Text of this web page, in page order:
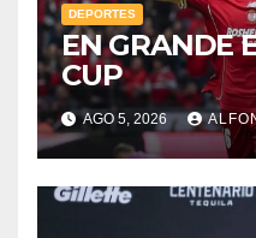
DEPORTES
EN GRANDE
CUP
AGO 5, 2026